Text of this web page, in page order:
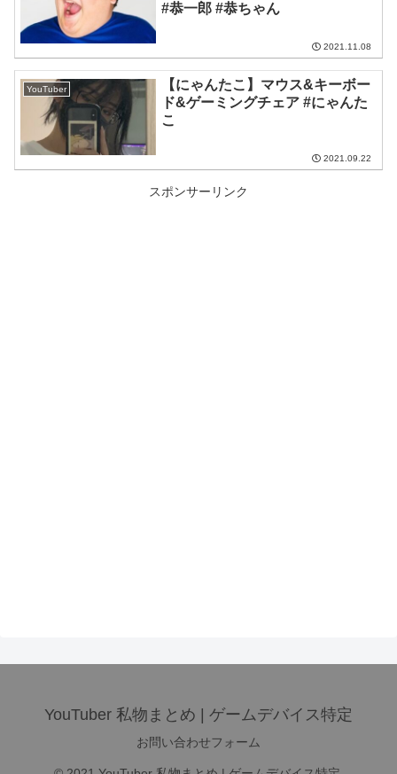
#恭一郎 #恭ちゃん
2021.11.08
YouTuber
【にゃんたこ】マウス&キーボー
ド&ゲーミングチェア #にゃんた
こ
2021.09.22
スポンサーリンク
YouTuber 私物まとめ | ゲームデバイス特定
お問い合わせフォーム